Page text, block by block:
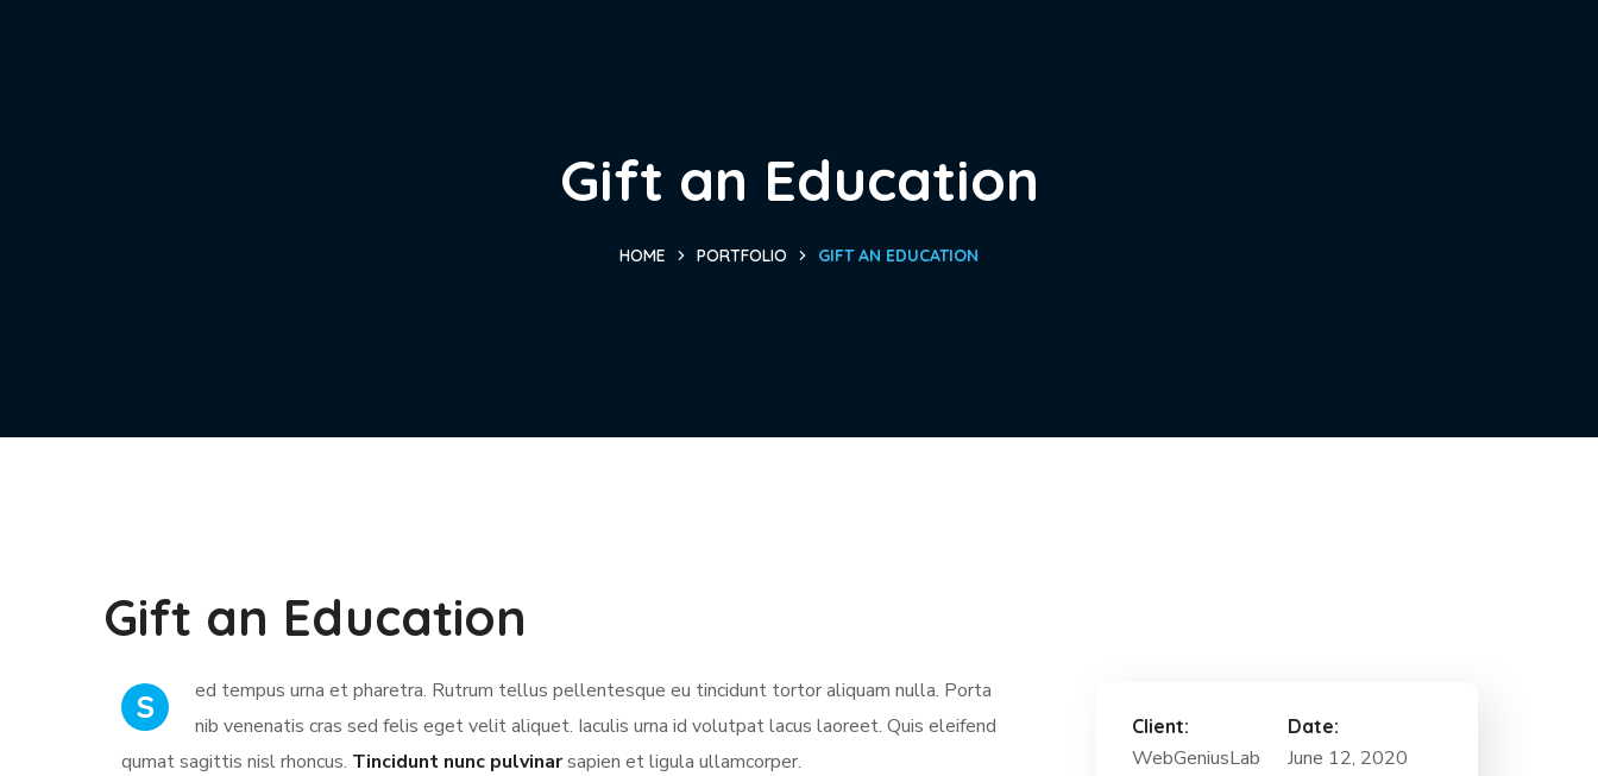
Gift an Education
HOME PORTFOLIO GIFT AN EDUCATION
Gift an Education
S
ed tempus urna et pharetra. Rutrum tellus pellentesque eu tincidunt tortor aliquam nulla. Porta
nib venenatis cras sed felis eget velit aliquet. Iaculis urna id volutpat lacus laoreet. Quis eleifend
qumat sagittis nisl rhoncus. Tincidunt nunc pulvinarsapien et ligula ullamcorper.
Client:
WebGeniusLab
Date:
June 12, 2020